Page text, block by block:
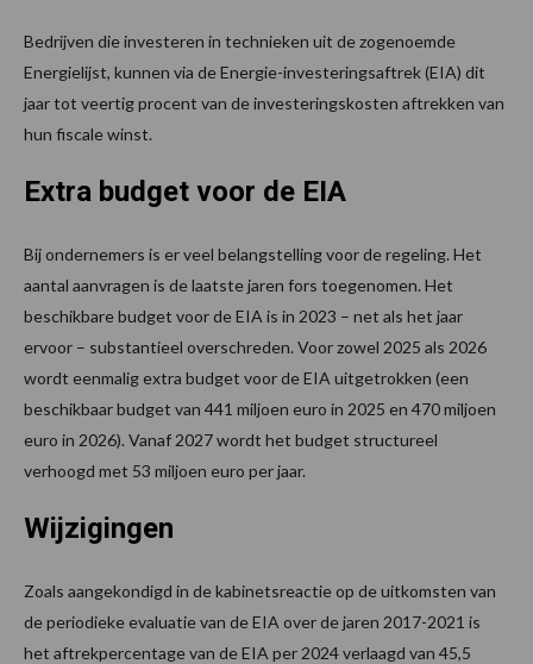
Bedrijven die investeren in technieken uit de zogenoemde
Energielijst, kunnen via de Energie-investeringsaftrek (EIA) dit
jaar tot veertig procent van de investeringskosten aftrekken van
hun fiscale winst.
Extra budget voor de EIA
Bij ondernemers is er veel belangstelling voor de regeling. Het
aantal aanvragen is de laatste jaren fors toegenomen. Het
beschikbare budget voor de EIA is in 2023 – net als het jaar
ervoor – substantieel overschreden. Voor zowel 2025 als 2026
wordt eenmalig extra budget voor de EIA uitgetrokken (een
beschikbaar budget van 441 miljoen euro in 2025 en 470 miljoen
euro in 2026). Vanaf 2027 wordt het budget structureel
verhoogd met 53 miljoen euro per jaar.
Wijzigingen
Zoals aangekondigd in de kabinetsreactie op de uitkomsten van
de periodieke evaluatie van de EIA over de jaren 2017-2021 is
het aftrekpercentage van de EIA per 2024 verlaagd van 45,5